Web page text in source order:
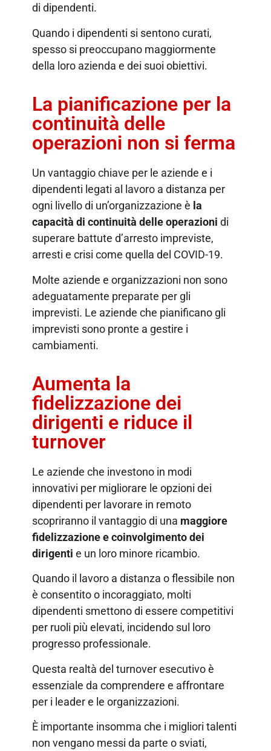
di dipendenti.
Quando i dipendenti si sentono curati,
spesso si preoccupano maggiormente
della loro azienda e dei suoi obiettivi.
La pianificazione per la
continuità delle
operazioni non si ferma
Un vantaggio chiave per le aziende e i
dipendenti legati al lavoro a distanza per
ogni livello di un’organizzazione è la
capacità di continuità delle operazioni di
superare battute d’arresto impreviste,
arresti e crisi come quella del COVID-19.
Molte aziende e organizzazioni non sono
adeguatamente preparate per gli
imprevisti. Le aziende che pianificano gli
imprevisti sono pronte a gestire i
cambiamenti.
Aumenta la
fidelizzazione dei
dirigenti e riduce il
turnover
Le aziende che investono in modi
innovativi per migliorare le opzioni dei
dipendenti per lavorare in remoto
scopriranno il vantaggio di una maggiore
fidelizzazione e coinvolgimento dei
dirigenti e un loro minore ricambio.
Quando il lavoro a distanza o flessibile non
è consentito o incoraggiato, molti
dipendenti smettono di essere competitivi
per ruoli più elevati, incidendo sul loro
progresso professionale.
Questa realtà del turnover esecutivo è
essenziale da comprendere e affrontare
per i leader e le organizzazioni.
È importante insomma che i migliori talenti
non vengano messi da parte o sviati,